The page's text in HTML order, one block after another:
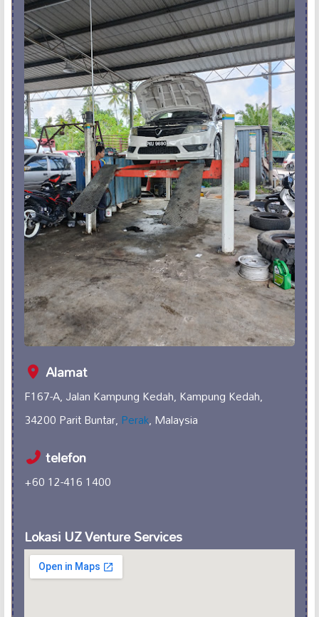
Alamat
F167-A, Jalan Kampung Kedah, Kampung Kedah,
34200 Parit Buntar,Perak, Malaysia
telefon
+60 12-416 1400
Lokasi UZ Venture Services